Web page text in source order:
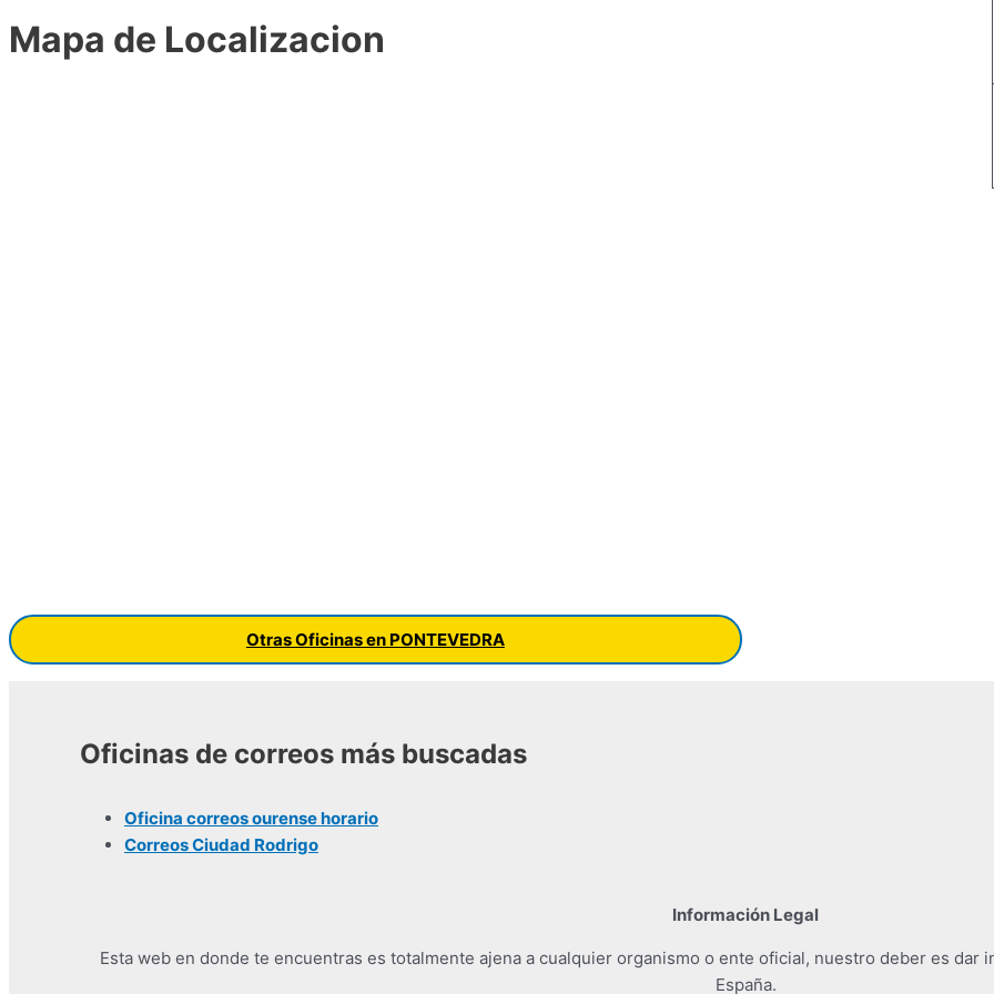
Mapa de Localizacion
Otras Oficinas en PONTEVEDRA
Oficinas de correos más buscadas
Oficina correos ourense horario
Correos Ciudad Rodrigo
Información Legal
Esta web en donde te encuentras es totalmente ajena a cualquier organismo o ente oficial, nuestro deber es
España.